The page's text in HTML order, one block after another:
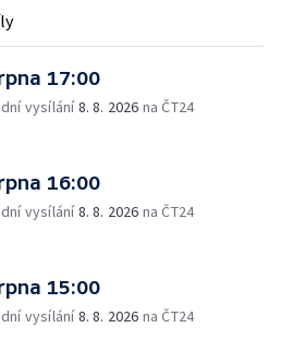
17:00
vysílání8. 8. 2026 na ČT24
16:00
vysílání8. 8. 2026 na ČT24
15:00
vysílání8. 8. 2026 na ČT24